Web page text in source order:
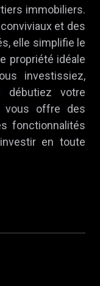
immobiliers.
et des
elle simplifie le
propriété idéale
investissiez,
débutiez votre
vous offre des
fonctionnalités
en toute